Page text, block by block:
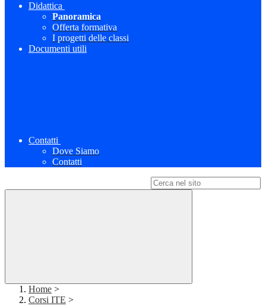
Didattica
Panoramica
Offerta formativa
I progetti delle classi
Documenti utili
Contatti
Dove Siamo
Contatti
Home >
Corsi ITE >